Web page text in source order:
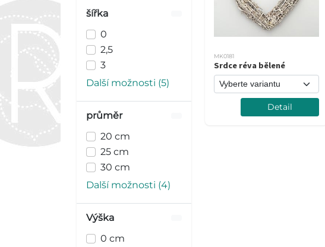
šířka
0
2,5
3
Další možnosti (5)
průměr
20 cm
25 cm
30 cm
Další možnosti (4)
Výška
0 cm
MK0181
Srdce réva bělené
Detail